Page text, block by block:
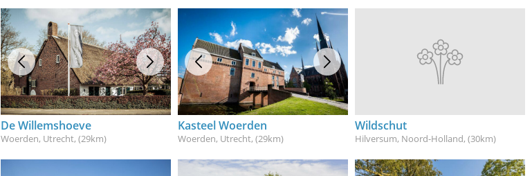
De Willemshoeve
Woerden, Utrecht, (29km)
Kasteel Woerden
Woerden, Utrecht, (29km)
Wildschut
Hilversum, Noord-Holland, (30km)